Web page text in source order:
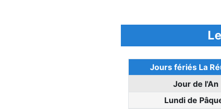
Jours fériés La
Jour de l'An
Lundi de